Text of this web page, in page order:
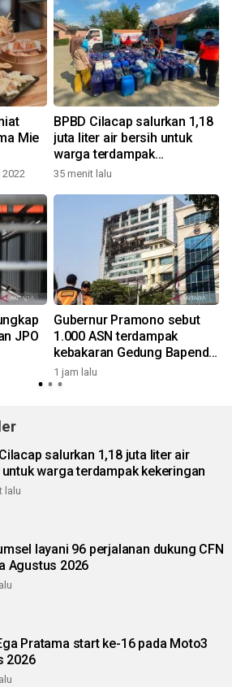
Mie
BPBD Cilacap salurkan 1,18
juta liter air bersih untuk
warga terdampak
kekeringan
35 menit lalu
JPO
Gubernur Pramono sebut
1.000 ASN terdampak
kebakaran Gedung Bapenda
DKI
1 jam lalu
salurkan 1,18 juta liter air
warga terdampak kekeringan
lalu
layani 96 perjalanan dukung CFN
Agustus 2026
Pratama start ke-16 pada Moto3
2026